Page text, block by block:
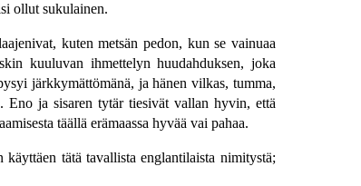
ollut sukulainen.
kuten metsän pedon, kun se vainuaa
kuuluvan ihmettelyn huudahduksen, joka
järkkymättömänä, ja hänen vilkas, tumma,
Eno ja sisaren tytär tiesivät vallan hyvin, että
täällä erämaassa hyvää vai pahaa.
tätä tavallista englantilaista nimitystä;